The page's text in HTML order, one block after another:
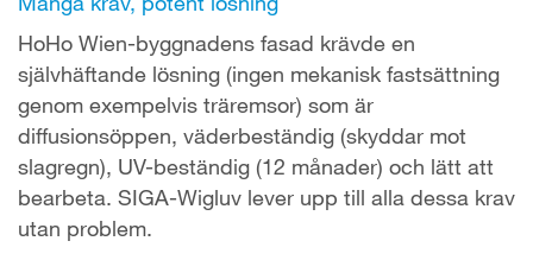
HoHo Wien-byggnadens fasad krävde en
självhäftande lösning (ingen mekanisk fastsättning
genom exempelvis träremsor) som är
diffusionsöppen, väderbeständig (skyddar mot
slagregn), UV-beständig (12 månader) och lätt att
bearbeta. SIGA-Wigluv lever upp till alla dessa krav
utan problem.